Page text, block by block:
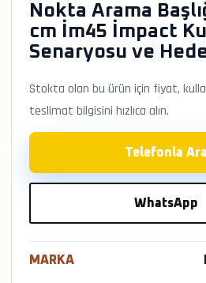
Nokta Arama
cm İm45 İmpact
Senaryosu ve
Stokta olan bu ürün için fiyat,
teslimat bilgisini hızlıca alın.
Telefonla Ara
WhatsApp
MARKA